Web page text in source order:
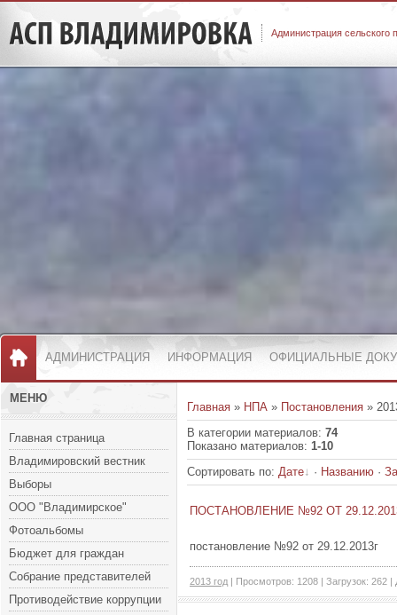
Администрация сельского
АДМИНИСТРАЦИЯ ИНФОРМАЦИЯ ОФИЦИАЛЬНЫЕ
МЕНЮ
Главная страница
Владимировский вестник
Выборы
ООО "Владимирское"
Фотоальбомы
Бюджет для граждан
Собрание представителей
Противодействие коррупции
Главная » НПА » Постановления »
В категории материалов: 74
Показано материалов: 1-10
Сортировать по: Дате · Названию ·
ПОСТАНОВЛЕНИЕ №92 ОТ
постановление №92 от 29.12.2013г
2013 год | Просмотров: 1208 | Загрузок: 262